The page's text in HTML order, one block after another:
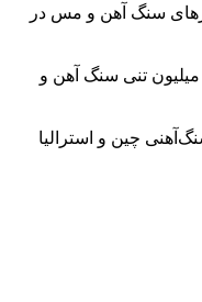
سنگ آهن و مس در
گزارش اختصاصی ومعادن/ صادرات ۸۱ میلیون تنی سنگ آهن و
چین و استرالیا